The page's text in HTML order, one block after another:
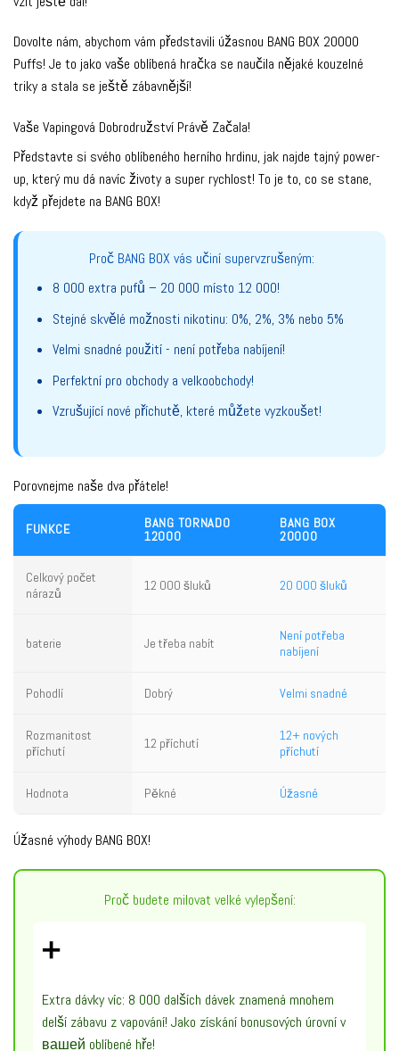
Dovolte nám, abychom vám představili úžasnou BANG BOX 20000
Puffs! Je to jako vaše oblíbená hračka se naučila nějaké kouzelné
triky a stala se ještě zábavnější!
Vaše Vapingová Dobrodružství Právě Začala!
Představte si svého oblíbeného herního hrdinu, jak najde tajný power-
up, který mu dá navíc životy a super rychlost! To je to, co se stane,
když přejdete na BANG BOX!
Proč BANG BOX vás učiní supervzrušeným:
8 000 extra pufů – 20 000 místo 12 000!
Stejné skvělé možnosti nikotinu: 0%, 2%, 3% nebo 5%
Velmi snadné použití - není potřeba nabíjení!
Perfektní pro obchody a velkoobchody!
Vzrušující nové příchutě, které můžete vyzkoušet!
Porovnejme naše dva přátele!
FUNKCE
BANG TORNADO
12000
BANG BOX
20000
Celkový počet
nárazů
12 000 šluků 20 000 šluků
baterie Je třeba nabít
Není potřeba
nabíjení
Pohodlí Dobrý Velmi snadné
Rozmanitost
příchutí
12 příchutí
12+ nových
příchutí
Hodnota Pěkné Úžasné
Úžasné výhody BANG BOX!
Proč budete milovat velké vylepšení:
➕
Extra dávky víc: 8 000 dalších dávek znamená mnohem
delší zábavu z vapování! Jako získání bonusových úrovní v
вашей oblíbené hře!